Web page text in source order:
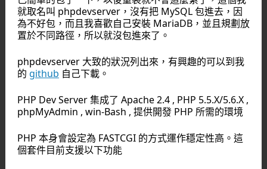
就取名叫 phpdevserver，沒有把 MySQL 包進去，因
為不好包，而且我喜歡自己安裝 MariaDB，並且規劃放
置於不同路徑，所以就沒包進來了。
phpdevserver 大致的狀況列出來，有興趣的可以到我
的 github 自己下載。
PHP Dev Server 集成了 Apache 2.4 , PHP 5.5.X/5.6.X ,
phpMyAdmin , win-Bash , 提供開發 PHP 所需的環境
PHP 本身會設定為 FASTCGI 的方式運作穩定性高。這
個套件目前支援以下功能